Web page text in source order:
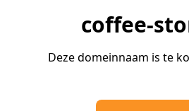
coffee-
Deze domeinnaam is te